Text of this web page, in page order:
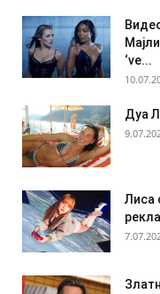
‘ve...
Дуа
Лиса